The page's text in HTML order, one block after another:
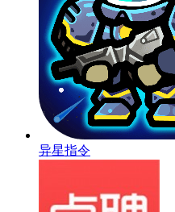
异星指令